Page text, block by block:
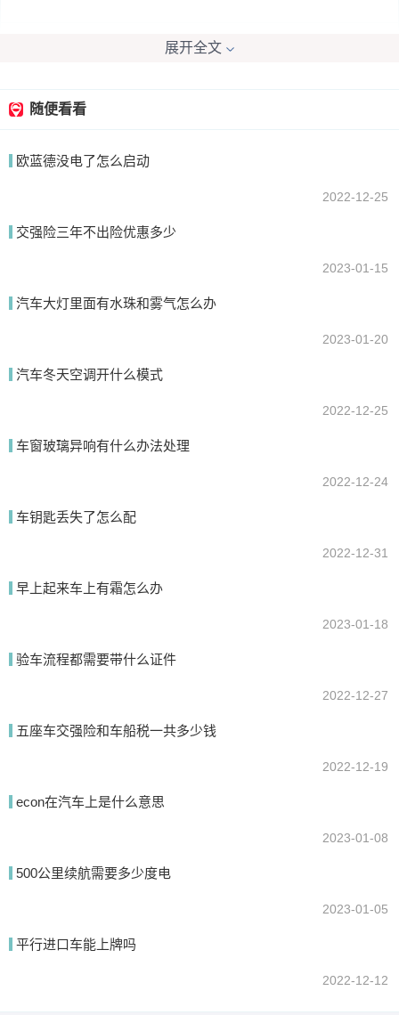
镀晶确实可以保护车漆，新车可以直接镀晶，旧车就需要全车抛光处
提交
展开全文
随便看看
欧蓝德没电了怎么启动
2022-12-25
交强险三年不出险优惠多少
2023-01-15
汽车大灯里面有水珠和雾气怎么办
2023-01-20
汽车冬天空调开什么模式
2022-12-25
车窗玻璃异响有什么办法处理
2022-12-24
车钥匙丢失了怎么配
2022-12-31
早上起来车上有霜怎么办
2023-01-18
验车流程都需要带什么证件
2022-12-27
五座车交强险和车船税一共多少钱
2022-12-19
econ在汽车上是什么意思
2023-01-08
500公里续航需要多少度电
2023-01-05
平行进口车能上牌吗
2022-12-12